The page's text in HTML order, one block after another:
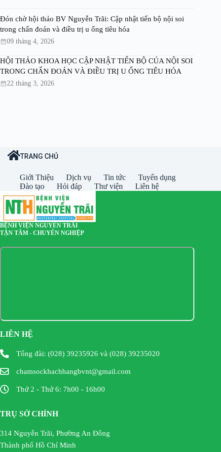
Đón chờ hội thảo BV Nguyễn Trãi: Cập nhật tiến bộ nội soi
trong chẩn đoán và điều trị u ống tiêu hóa
09 tháng 4, 2026
HỘI THẢO KHOA HỌC CẬP NHẬT TIẾN BỘ CỦA NỘI SOI
TRONG CHẨN ĐOÁN VÀ ĐIỀU TRỊ U ỐNG TIÊU HÓA
22 tháng 3, 2026
TRANG CHỦ
Giới Thiệu Dịch vụ Tin tức
Tuyển dụng
Đào tạo
Hỏi đáp Thư viện Liên hệ
BỆNH VIỆN NGUYỄN TRÃI
TẬN TÂM - CHUYÊN NGHIỆP
LIÊN HỆ
Tổng đài: (028) 39235926 và (028) 39235020
chamsockhachhangbvnt@gmail.com
Thứ 2 - Thứ 6: 7h00 - 16h00
TRỤ SỞ CHÍNH
314 Nguyễn Trãi, Phường An Đông
Thành phố Hồ Chí Minh